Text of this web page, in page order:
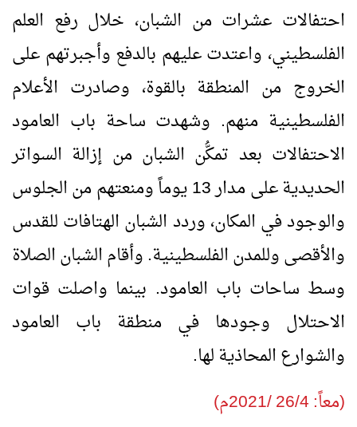
احتفالات عشرات من الشبان، خلال رفع العلم
الفلسطيني، واعتدت عليهم بالدفع وأجبرتهم على
الخروج من المنطقة بالقوة، وصادرت الأعلام
الفلسطينية منهم. وشهدت ساحة باب العامود
الاحتفالات بعد تمكُّن الشبان من إزالة السواتر
الحديدية على مدار 13 يوماً ومنعتهم من الجلوس
والوجود في المكان، وردد الشبان الهتافات للقدس
والأقصى وللمدن الفلسطينية. وأقام الشبان الصلاة
وسط ساحات باب العامود. بينما واصلت قوات
الاحتلال وجودها في منطقة باب العامود
والشوارع المحاذية لها.
(معاً: 26/4 /2021م)